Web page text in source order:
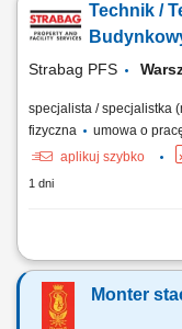
kontraktu, prowadzenie
prowadzenie rejestrów
Technik /
Strabag PFS
specjalista / specjalistka
fizyczna
umowa o
aplikuj szybko
1 dni
Opis stanowiska
elektrycznych,
przeglądy oraz
bieżące reagowanie na
Monter